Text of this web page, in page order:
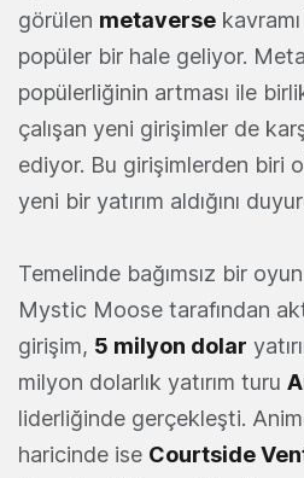
görülen metaverse
popüler bir hale geliyor.
popülerliğinin artması ile
çalışan yeni girişimler de
ediyor. Bu girişimlerden biri
yeni bir yatırım aldığını
Temelinde bağımsız bir
Mystic Moose tarafından
girişim, 5 milyon dolar
milyon dolarlık yatırım turu
liderliğinde gerçekleşti.
haricinde ise Courtside